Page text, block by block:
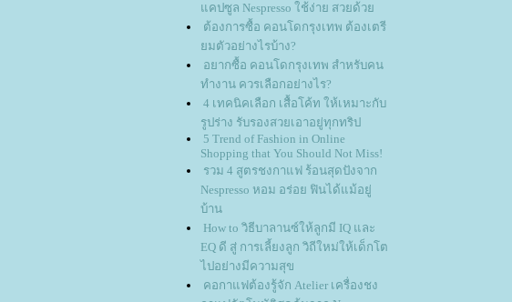
คปซูล Nespresso ใช้ง่าย สวยด้ว
ต้องการซื้อ คอนโดกรุงเทพ ต้องเตรี
มตัวอย่างไรบ้าง?
อยากซื้อ คอนโดกรุงเทพ สำหรับคน
ทำงาน ควรเลือกอย่างไร?
4 เทคนิคเลือก เสื้อโค้ท ให้เหมาะกับ
รูปร่าง รับรองสวยเอาอยู่ทุกทริป
5 Trend of Fashion in Online
Shopping that You Should Not Miss!
รวม 4 สูตรชงกาแฟ ร้อนสุดปังจาก
Nespresso หอม อร่อย ฟินได้แม้อยู่
บ้าน
How to วิธีบาลานซ์ให้ลูกมี IQ และ
EQ ดี สู่ การเลี้ยงลูก วิถีใหม่ให้เด็กโต
ไปอย่างมีความสุข
คอกาแฟต้องรู้จัก Atelier เครื่องชง